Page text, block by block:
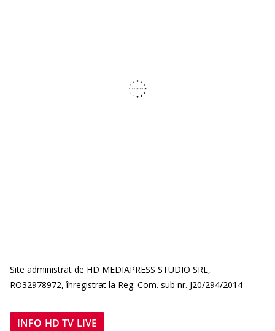
Site administrat de HD MEDIAPRESS STUDIO SRL,
RO32978972, înregistrat la Reg. Com. sub nr. J20/294/2014
INFO HD TV LIVE